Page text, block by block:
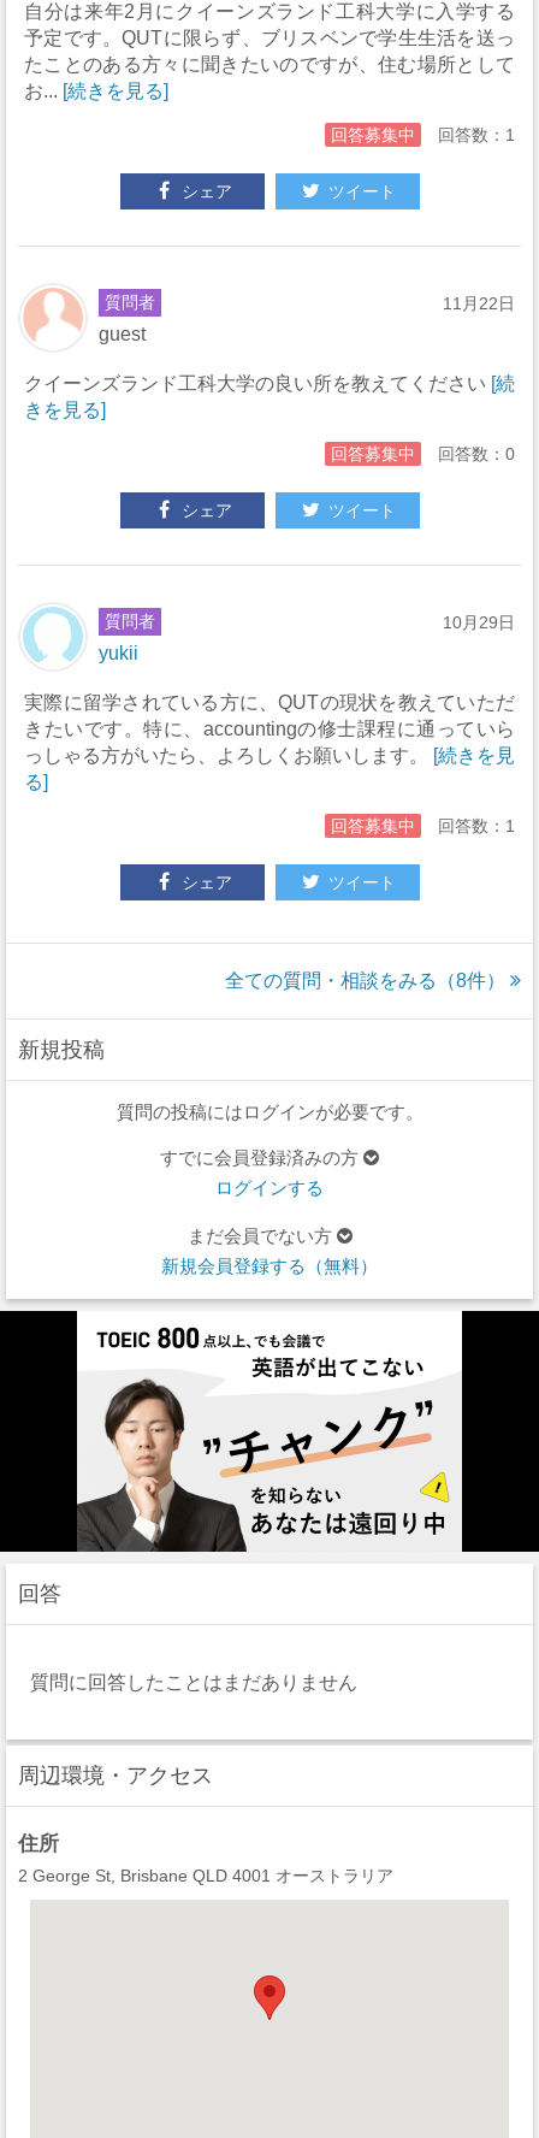
自分は来年2月にクイーンズランド工科大学に入学する
予定です。QUTに限らず、ブリスベンで学生生活を送っ
たことのある方々に聞きたいのですが、住む場所として
お... [続きを見る]
回答募集中 回答数：1
シェア ツイート
質問者
guest
11月22日
クイーンズランド工科大学の良い所を教えてください [続
きを見る]
回答募集中 回答数：0
シェア ツイート
質問者
yukii
10月29日
実際に留学されている方に、QUTの現状を教えていただ
きたいです。特に、accountingの修士課程に通っていら
っしゃる方がいたら、よろしくお願いします。
[続きを見
る]
回答募集中 回答数：1
シェア ツイート
全ての質問・相談をみる（8件）
新規投稿
質問の投稿にはログインが必要です。
すでに会員登録済みの方
ログインする
まだ会員でない方
新規会員登録する（無料）
回答
質問に回答したことはまだありません
周辺環境・アクセス
住所
2 George St, Brisbane QLD 4001 オーストラリア